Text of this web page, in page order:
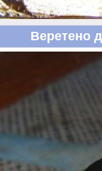
Веретено